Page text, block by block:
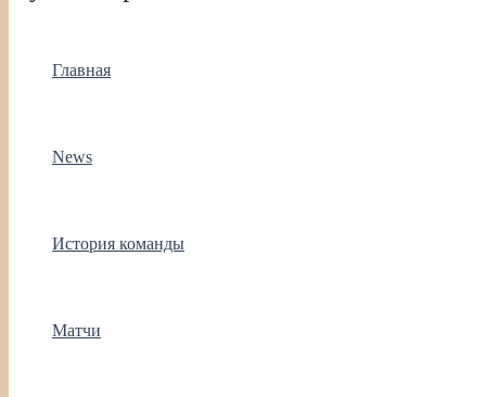
Главная
News
История команды
Матчи